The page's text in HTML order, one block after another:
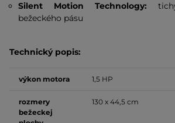
Silent Motion Technology:
bežeckého pásu
Technický popis:
výkon motora 1,5 HP
rozmery
bežeckej
130 x 44,5 cm